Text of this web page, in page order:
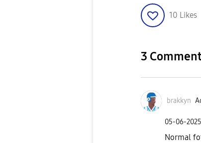
10 Likes
3
brakkyn
‎05-06-2025
Normal